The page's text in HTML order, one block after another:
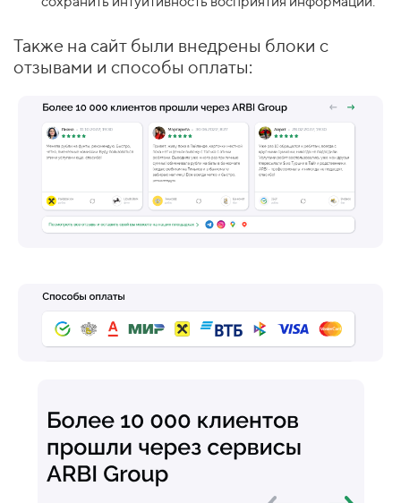
Также на сайт были внедрены блоки с
отзывами и способы оплаты: